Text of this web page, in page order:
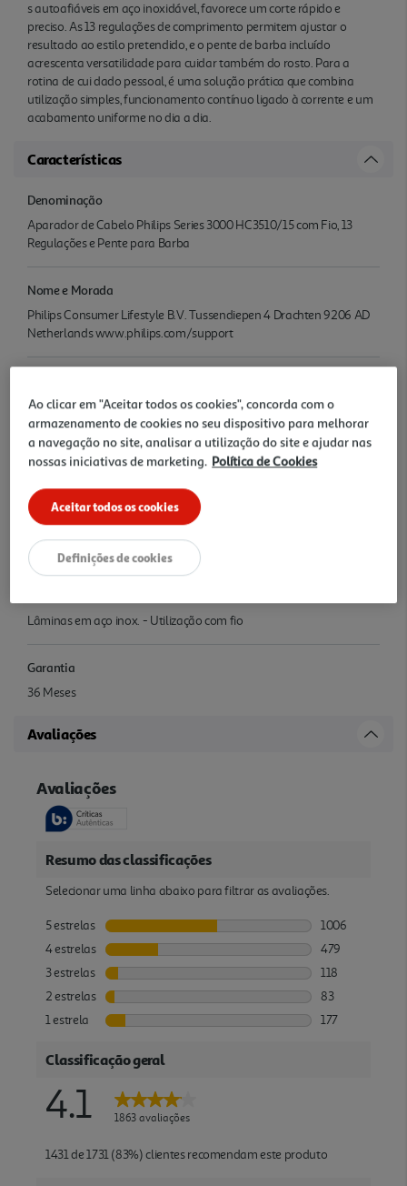
s autoafiáveis em aço inoxidável, favorece um corte rápido e
preciso. As 13 regulações de comprimento permitem ajustar o
resultado ao estilo pretendido, e o pente de barba incluído
acrescenta versatilidade para cuidar também do rosto. Para a
rotina de cui dado pessoal, é uma solução prática que combina
utilização simples, funcionamento contínuo ligado à corrente e um
acabamento uniforme no dia a dia.
Características
Denominação
Aparador de Cabelo Philips Series 3000 HC3510/15 com Fio, 13
Regulações e Pente para Barba
Nome e Morada
Philips Consumer Lifestyle B.V. Tussendiepen 4 Drachten 9206 AD
Netherlands www.philips.com/support
Ler instruções
Potência
Acessórios
Pentes para cabelo e barba ajustáveis - escova de limpeza .
Lâminas em aço inox. - Utilização com fio
Garantia
36 Meses
Avaliações
Ao clicar em "Aceitar todos os cookies", concorda com o
armazenamento de cookies no seu dispositivo para melhorar
a navegação no site, analisar a utilização do site e ajudar nas
nossas iniciativas de marketing. Política de Cookies
Aceitar todos os cookies
Definições de cookies